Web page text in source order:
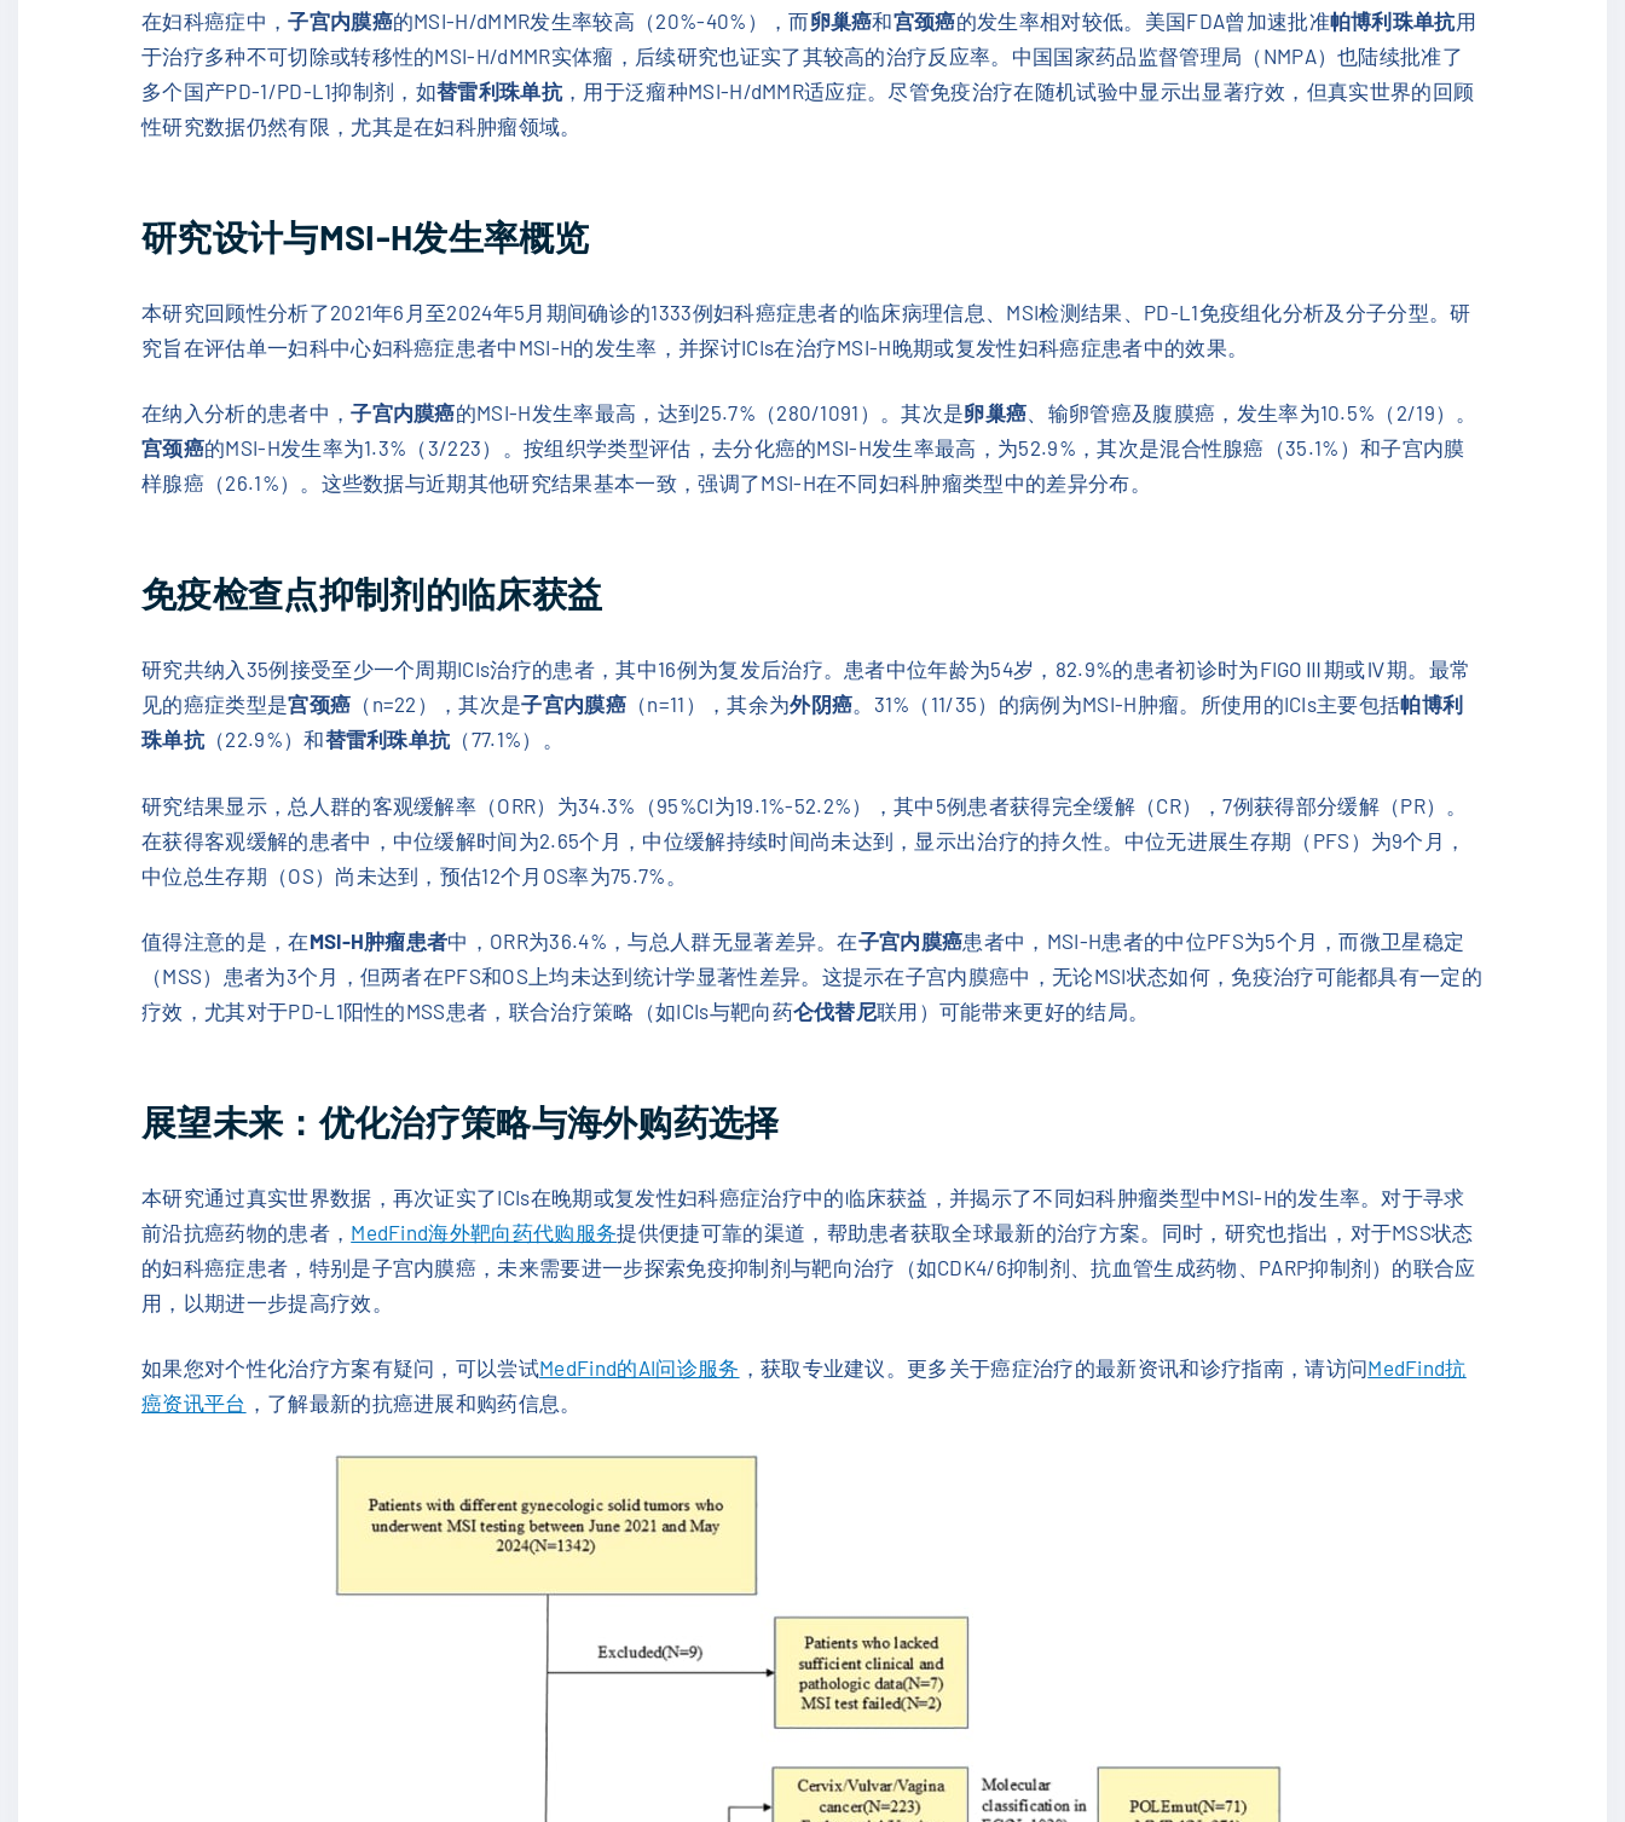
在妇科癌症中，子宫内膜癌的MSI-H/dMMR发生率较高（20%-40%），而卵巢癌和宫颈癌的发生率相对较低。美国FDA曾加速批准帕博利珠单抗用
于治疗多种不可切除或转移性的MSI-H/dMMR实体瘤，后续研究也证实了其较高的治疗反应率。中国国家药品监督管理局（NMPA）也陆续批准了
多个国产PD-1/PD-L1抑制剂，如替雷利珠单抗，用于泛瘤种MSI-H/dMMR适应症。尽管免疫治疗在随机试验中显示出显著疗效，但真实世界的回顾
性研究数据仍然有限，尤其是在妇科肿瘤领域。
研究设计与MSI-H发生率概览
本研究回顾性分析了2021年6月至2024年5月期间确诊的1333例妇科癌症患者的临床病理信息、MSI检测结果、PD-L1免疫组化分析及分子分型。研
究旨在评估单一妇科中心妇科癌症患者中MSI-H的发生率，并探讨ICIs在治疗MSI-H晚期或复发性妇科癌症患者中的效果。
在纳入分析的患者中，子宫内膜癌的MSI-H发生率最高，达到25.7%（280/1091）。其次是卵巢癌、输卵管癌及腹膜癌，发生率为10.5%（2/19）。
宫颈癌的MSI-H发生率为1.3%（3/223）。按组织学类型评估，去分化癌的MSI-H发生率最高，为52.9%，其次是混合性腺癌（35.1%）和子宫内膜
样腺癌（26.1%）。这些数据与近期其他研究结果基本一致，强调了MSI-H在不同妇科肿瘤类型中的差异分布。
免疫检查点抑制剂的临床获益
研究共纳入35例接受至少一个周期ICIs治疗的患者，其中16例为复发后治疗。患者中位年龄为54岁，82.9%的患者初诊时为FIGOⅢ期或Ⅳ期。最常
见的癌症类型是宫颈癌 （n=22），其次是子宫内膜癌 （n=11），其余为外阴癌。31%（11/35）的病例为MSI-H肿瘤。所使用的ICIs主要包括帕博利
珠单抗（22.9%）和替雷利珠单抗（77.1%）。
研究结果显示，总人群的客观缓解率（ORR）为34.3%（95%CI为19.1%-52.2%），其中5例患者获得完全缓解（CR），7例获得部分缓解（PR）。
在获得客观缓解的患者中，中位缓解时间为2.65个月，中位缓解持续时间尚未达到，显示出治疗的持久性。中位无进展生存期（PFS）为9个月，
中位总生存期（OS）尚未达到，预估12个月OS率为75.7%。
值得注意的是，在MSI-H肿瘤患者中，ORR为36.4%，与总人群无显著差异。在子宫内膜癌患者中，MSI-H患者的中位PFS为5个月，而微卫星稳定
（MSS）患者为3个月，但两者在PFS和OS上均未达到统计学显著性差异。这提示在子宫内膜癌中，无论MSI状态如何，免疫治疗可能都具有一定的
疗效，尤其对于PD-L1阳性的MSS患者，联合治疗策略（如ICIs与靶向药仑伐替尼联用）可能带来更好的结局。
展望未来：优化治疗策略与海外购药选择
本研究通过真实世界数据，再次证实了ICIs在晚期或复发性妇科癌症治疗中的临床获益，并揭示了不同妇科肿瘤类型中MSI-H的发生率。对于寻求
前沿抗癌药物的患者， MedFind海外靶向药代购服务提供便捷可靠的渠道，帮助患者获取全球最新的治疗方案。同时，研究也指出，对于MSS状态
的妇科癌症患者，特别是子宫内膜癌，未来需要进一步探索免疫抑制剂与靶向治疗（如CDK4/6抑制剂、抗血管生成药物、PARP抑制剂）的联合应
用，以期进一步提高疗效。
如果您对个性化治疗方案有疑问，可以尝试MedFind的AI问诊服务 ，获取专业建议。更多关于癌症治疗的最新资讯和诊疗指南，请访问MedFind抗
癌资讯平台 ，了解最新的抗癌进展和购药信息。